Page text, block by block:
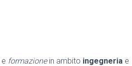
e formazionein ambito ingegneria e